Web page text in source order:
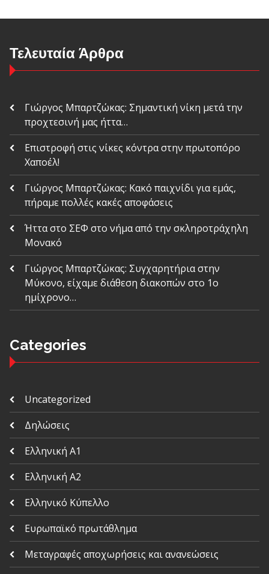
Τελευταία Άρθρα
Γιώργος Μπαρτζώκας: Σημαντική νίκη μετά την
προχτεσινή μας ήττα…
Επιστροφή στις νίκες κόντρα στην πρωτοπόρο
Χαποέλ!
Γιώργος Μπαρτζώκας: Κακό παιχνίδι για εμάς,
πήραμε πολλές κακές αποφάσεις
Ήττα στο ΣΕΦ στο νήμα από την σκληροτράχηλη
Μονακό
Γιώργος Μπαρτζώκας: Συγχαρητήρια στην
Μύκονο, είχαμε διάθεση διακοπών στο 1ο
ημίχρονο…
Categories
Uncategorized
Δηλώσεις
Ελληνική Α1
Ελληνική Α2
Ελληνικό Κύπελλο
Ευρωπαϊκό πρωτάθλημα
Μεταγραφές αποχωρήσεις και ανανεώσεις